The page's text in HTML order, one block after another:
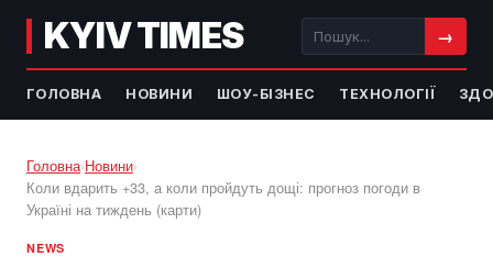
KYIV TIMES →
ГОЛОВНА НОВИНИ ШОУ-БІЗНЕС ТЕХНОЛОГІЇ
Головна›Новини›
Коли вдарить +33, а коли пройдуть дощі: прогноз погоди в
Україні на тиждень (карти)
NEWS